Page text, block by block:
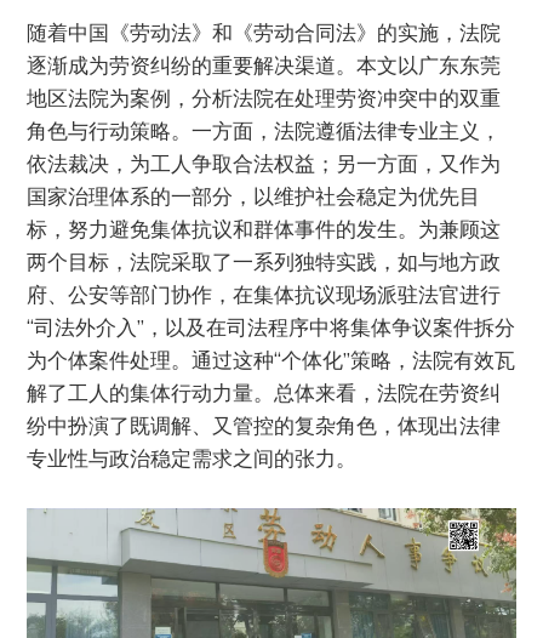
随着中国《劳动法》和《劳动合同法》的实施，法院
逐渐成为劳资纠纷的重要解决渠道。本文以广东东莞
地区法院为案例，分析法院在处理劳资冲突中的双重
角色与行动策略。一方面，法院遵循法律专业主义，
依法裁决，为工人争取合法权益；另一方面，又作为
国家治理体系的一部分，以维护社会稳定为优先目
标，努力避免集体抗议和群体事件的发生。为兼顾这
两个目标，法院采取了一系列独特实践，如与地方政
府、公安等部门协作，在集体抗议现场派驻法官进行
“司法外介入”，以及在司法程序中将集体争议案件拆分
为个体案件处理。通过这种“个体化”策略，法院有效瓦
解了工人的集体行动力量。总体来看，法院在劳资纠
纷中扮演了既调解、又管控的复杂角色，体现出法律
专业性与政治稳定需求之间的张力。